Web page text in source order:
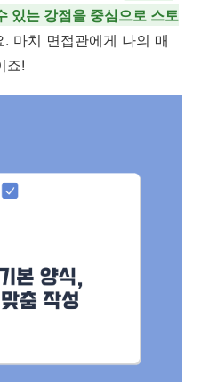
있는 강점을 중심으로 스토
마치 면접관에게 나의 매
죠!